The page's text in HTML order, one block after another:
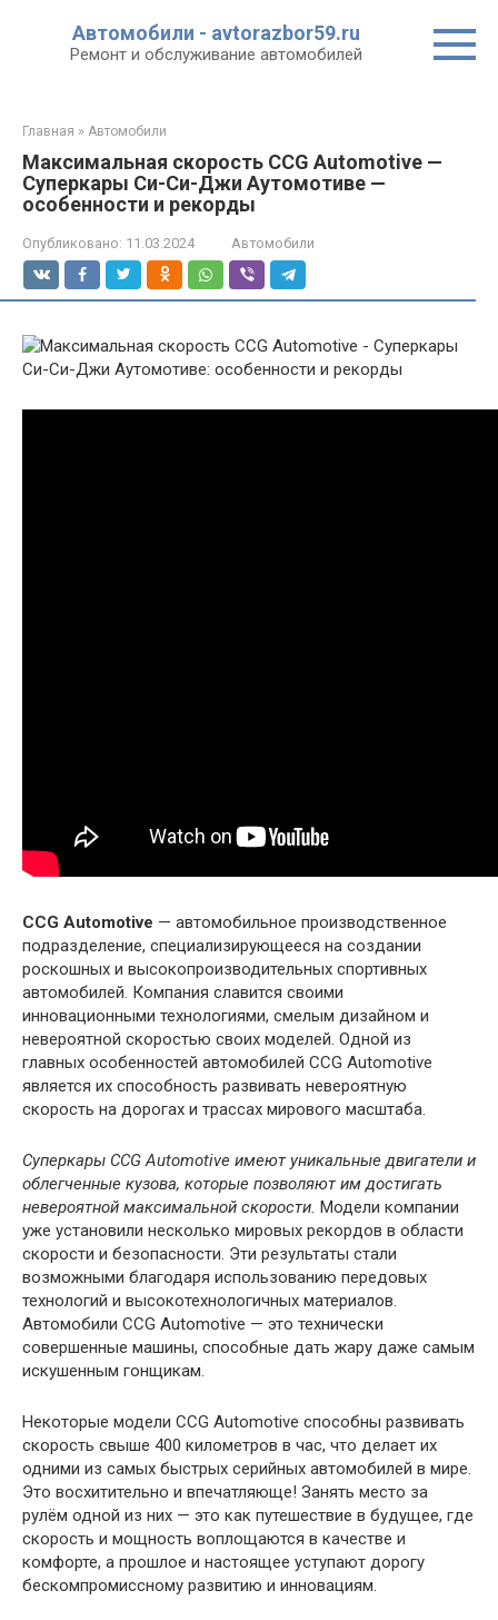
Автомобили - avtorazbor59.ru
Ремонт и обслуживание автомобилей
Главная » Автомобили
Максимальная скорость CCG Automotive —
Суперкары Си-Си-Джи Аутомотиве —
особенности и рекорды
Опубликовано: 11.03.2024 Автомобили
CCG Automotive — автомобильное производственное
подразделение, специализирующееся на создании
роскошных и высокопроизводительных спортивных
автомобилей. Компания славится своими
инновационными технологиями, смелым дизайном и
невероятной скоростью своих моделей. Одной из
главных особенностей автомобилей CCG Automotive
является их способность развивать невероятную
скорость на дорогах и трассах мирового масштаба.
Суперкары CCG Automotive имеют уникальные двигатели и
облегченные кузова, которые позволяют им достигать
невероятной максимальной скорости. Модели компании
уже установили несколько мировых рекордов в области
скорости и безопасности. Эти результаты стали
возможными благодаря использованию передовых
технологий и высокотехнологичных материалов.
Автомобили CCG Automotive — это технически
совершенные машины, способные дать жару даже самым
искушенным гонщикам.
Некоторые модели CCG Automotive способны развивать
скорость свыше 400 километров в час, что делает их
одними из самых быстрых серийных автомобилей в мире.
Это восхитительно и впечатляюще! Занять место за
рулём одной из них — это как путешествие в будущее, где
скорость и мощность воплощаются в качестве и
комфорте, а прошлое и настоящее уступают дорогу
бескомпромиссному развитию и инновациям.